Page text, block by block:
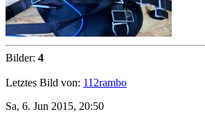
Bilder: 4
Letztes Bild von: 112rambo
Sa, 6. Jun 2015, 20:50